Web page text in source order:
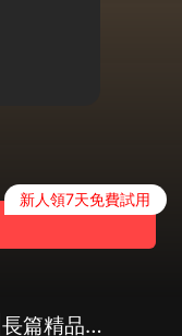
新人領7天免費試用
極天之主|玄幻|爽文|長篇精品多播